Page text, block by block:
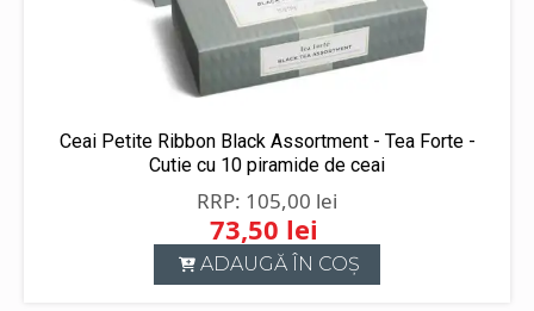
Ceai Petite Ribbon Black Assortment - Tea Forte -
Cutie cu 10 piramide de ceai
105,00 lei
Prețul
inițial
73,50 lei
Prețul
curent
ADAUGĂ ÎN COȘ